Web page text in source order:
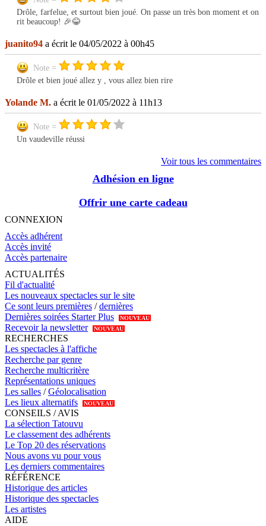
Drôle, farfelue, et surtout bien joué. On passe un très bon moment et on
rit beaucoup! 🎉😂
juanito94 a écrit le 04/05/2022 à 00h45
Note =
Drôle et bien joué allez y , vous allez bien rire
Yolande M. a écrit le 01/05/2022 à 11h13
Note =
Un vaudeville réussi
Voir tous les commentaires
Adhésion en ligne
Offrir une carte cadeau
CONNEXION
Accès adhérent
Accès invité
Accès partenaire
ACTUALITÉS
Fil d'actualité
Les nouveaux spectacles sur le site
Ce sont leurs premières /dernières
Dernières soirées Starter Plus
NOUVEAU
Recevoir la newsletter NOUVEAU
RECHERCHES
Les spectacles à l'affiche
Recherche par genre
Recherche multicritère
Représentations uniques
Les salles /Géolocalisation
Les lieux alternatifs
NOUVEAU
CONSEILS / AVIS
La sélection Tatouvu
Le classement des adhérents
Le Top 20 des réservations
Nous avons vu pour vous
Les derniers commentaires
RÉFÉRENCE
Historique des articles
Historique des spectacles
Les artistes
AIDE